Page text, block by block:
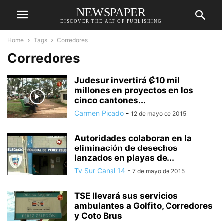
NEWSPAPER
DISCOVER THE ART OF PUBLISHING
Home Tags Corredores
Corredores
Judesur invertirá ₡10 mil
millones en proyectos en los
cinco cantones...
Carmen Picado - 12 de mayo de 2015
Autoridades colaboran en la
eliminación de desechos
lanzados en playas de...
Tv Sur Canal 14 - 7 de mayo de 2015
TSE llevará sus servicios
ambulantes a Golfito, Corredores
y Coto Brus